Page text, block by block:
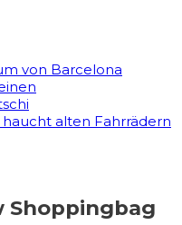
von Barcelona
alten Fahrrädern
Shoppingbag